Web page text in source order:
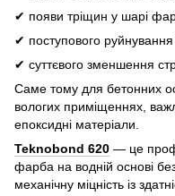
✔ появи тріщин у шарі
✔ поступового руйнування
✔ суттєвого зменшення
Саме тому для бетонних
вологих приміщеннях,
епоксидні матеріали.
Teknobond 620 — це
фарба на водній основі
механічну міцність із